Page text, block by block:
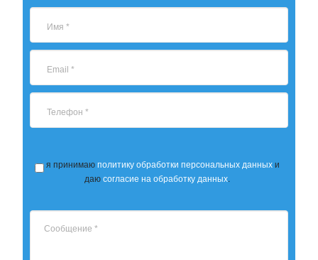
я принимаюполитику обработки персональных данныхи
даюсогласие на обработку данных.